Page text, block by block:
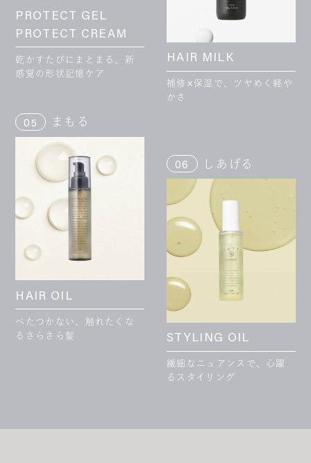
PROTECT GEL
PROTECT CREAM
乾かすたびにまとまる、新
感覚の形状記憶ケア
HAIR MILK
補修×保湿で、ツヤめく軽や
かさ
05 まもる
HAIR OIL
べたつかない、触れたくな
るさらさら髪
06 しあげる
STYLING OIL
繊細なニュアンスで、心躍
るスタイリング